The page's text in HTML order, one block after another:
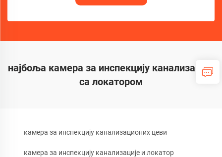
најбоља камера за инспекцију канализације
са локатором
камера за инспекцију канализационих цеви
камера за инспекцију канализације и локатор